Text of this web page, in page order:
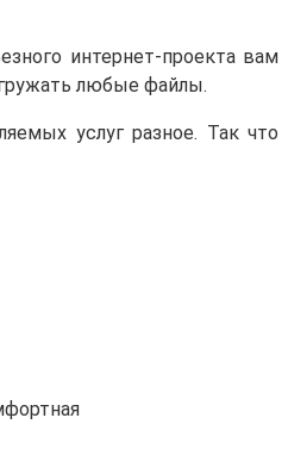
интернет-проекта вам
любые файлы.
услуг разное. Так что